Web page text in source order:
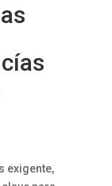
exigente,